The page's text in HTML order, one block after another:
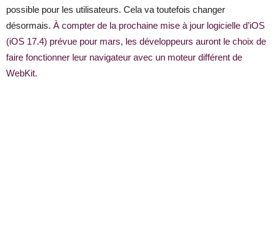
possible pour les utilisateurs. Cela va toutefois changer
désormais. À compter de la prochaine mise à jour logicielle d’iOS
(iOS 17.4) prévue pour mars, les développeurs auront le choix de
faire fonctionner leur navigateur avec un moteur différent de
WebKit.